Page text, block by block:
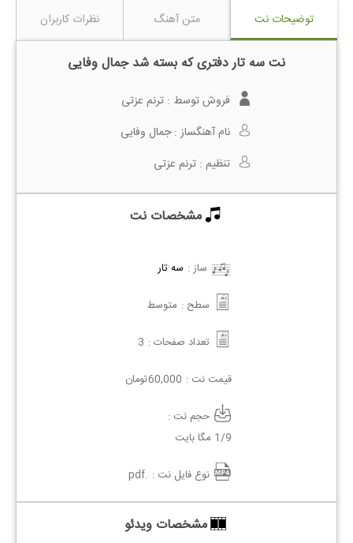
توضیحات نت متن آهنگ نظرات کاربران
نت سه تار دفتری که بسته شد جمال وفایی
فروش توسط : ترنم عزتی
نام آهنگساز :جمال وفایی
تنظیم : ترنم عزتی
مشخصات نت
ساز : سه تار
سطح : متوسط
تعداد صفحات : 3
قیمت نت : 60,000تومان
حجم نت :
1/9 مگا بایت
نوع فایل نت : .pdf
مشخصات ویدئو